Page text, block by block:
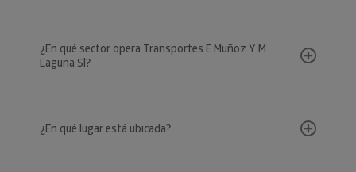
¿En qué sector opera Transportes E Muñoz Y M
Laguna Sl?
¿En qué lugar está ubicada?